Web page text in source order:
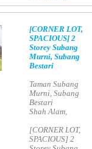
[CORNER LOT,
SPACIOUS] 2
Storey Subang
Murni, Subang
Bestari
Taman Subang
Murni, Subang
Bestari
Shah Alam,
[CORNER LOT,
SPACIOUS] 2